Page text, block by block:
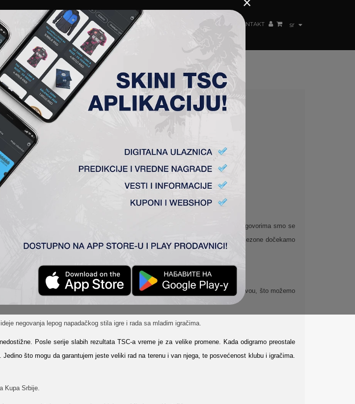
sr
AKREDITACIJE KLUB AKADEMIJA ŽENSKI TIM KONTAKT
ŠTABA NAŠE EKIPE
kako bi na TSC Akademiji odradio prvi trening sa novim timom.
Milanovca i preostala utakmice do kraja polusezone će iskoristiti da stabilizuje TSC.
da može da spreči dalju rezultatsku krizu u kojoj se klub nalazi.
u klub. Ono što posebno cenimo kod njega je rad sa mladim igračima i u pregovorima smo se
viziju fudbala, stila igre, tako da očekujemo dobre rezultate i pre svega da kraj sezone dočekamo
Žemberi.
kvalitetu i pripada.
da vodi klub koji se ovako dobro pozicionirao i koji radi na pravom evropskom nivou, što možemo
negovanja lepog napadačkog stila igre i rada sa mladim igračima.
Posle serije slabih rezultata TSC-a vreme je za velike promene. Kada odigramo preostale
što mogu da garantujem jeste veliki rad na terenu i van njega, te posvećenost klubu i igračima.
Kupa Srbije.